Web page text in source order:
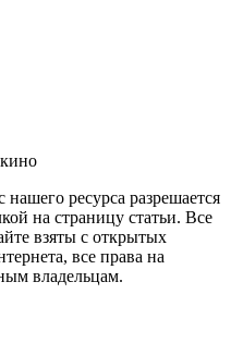
ресурса разрешается
на страницу статьи. Все
взяты с открытых
все права на
владельцам.